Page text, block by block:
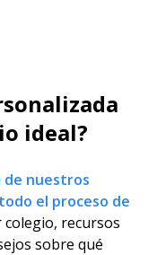
ideal?
de nuestros
el proceso de
colegio, recursos
sobre qué